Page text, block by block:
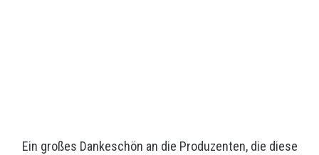
Ein großes Dankeschön an die Produzenten, die diese